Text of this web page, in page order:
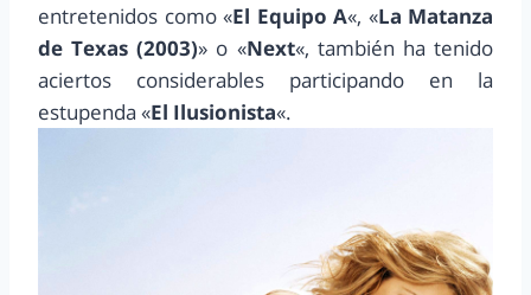
entretenidos como «El Equipo A«, «La Matanza
de Texas (2003)» o «Next«, también ha tenido
aciertos considerables participando en la
estupenda «El Ilusionista«.